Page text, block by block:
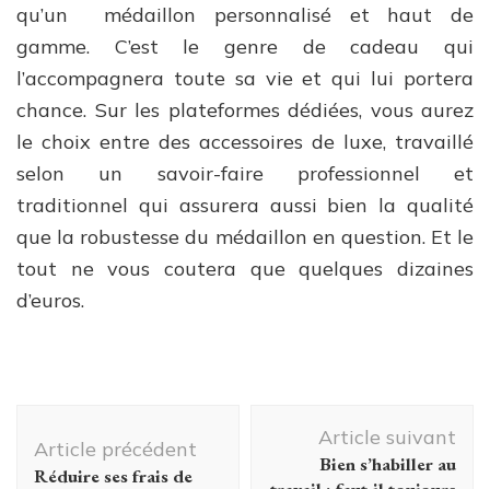
qu’un médaillon personnalisé et haut de
gamme. C’est le genre de cadeau qui
l’accompagnera toute sa vie et qui lui portera
chance. Sur les plateformes dédiées, vous aurez
le choix entre des accessoires de luxe, travaillé
selon un savoir-faire professionnel et
traditionnel qui assurera aussi bien la qualité
que la robustesse du médaillon en question. Et le
tout ne vous coutera que quelques dizaines
d’euros.
d'article
Article précédent
Réduire ses frais de
Article suivant
Bien s’habiller au